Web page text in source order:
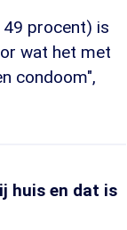
49 procent) is
wat het met
condoom",
huis en dat is